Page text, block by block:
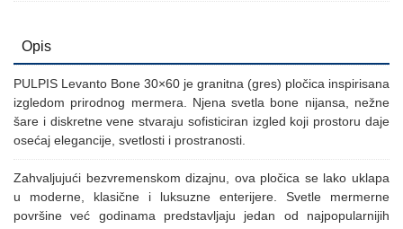
Opis
PULPIS Levanto Bone 30×60 je granitna (gres) pločica inspirisana
izgledom prirodnog mermera. Njena svetla bone nijansa, nežne
šare i diskretne vene stvaraju sofisticiran izgled koji prostoru daje
osećaj elegancije, svetlosti i prostranosti.
Zahvaljujući bezvremenskom dizajnu, ova pločica se lako uklapa
u moderne, klasične i luksuzne enterijere. Svetle mermerne
površine već godinama predstavljaju jedan od najpopularnijih